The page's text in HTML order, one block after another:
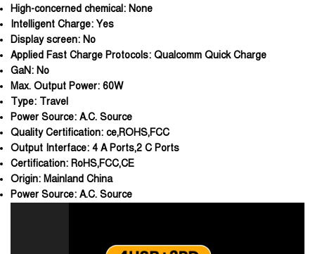
High-concerned chemical: None
Intelligent Charge: Yes
Display screen: No
Applied Fast Charge Protocols: Qualcomm Quick Charge
GaN: No
Max. Output Power: 60W
Type: Travel
Power Source: A.C. Source
Quality Certification: ce,ROHS,FCC
Output Interface: 4 A Ports,2 C Ports
Certification: RoHS,FCC,CE
Origin: Mainland China
Power Source: A.C. Source